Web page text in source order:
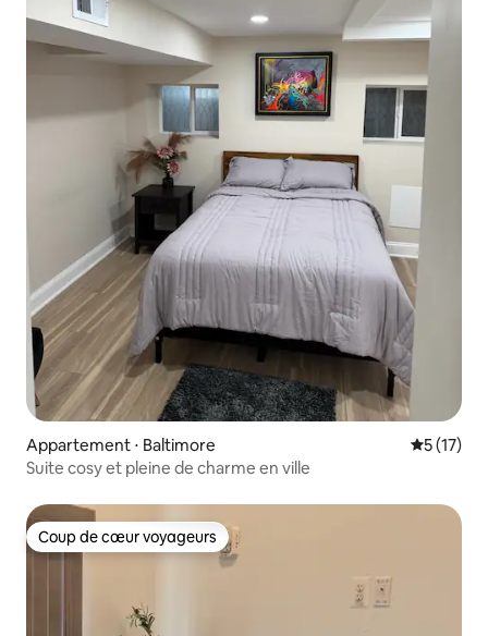
Appartement ⋅ Baltimore
5 (17)
Suite cosy et pleine de charme en ville
Coup de cœur voyageurs
Coup de cœur voyageurs